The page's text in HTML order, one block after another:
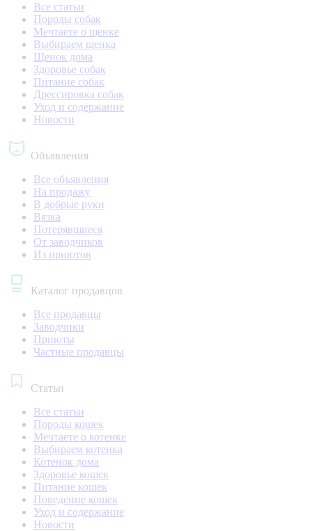
Все статьи
Породы собак
Мечтаете о щенке
Выбираем щенка
Щенок дома
Здоровье собак
Питание собак
Дрессировка собак
Уход и содержание
Новости
Объявления
Все объявления
На продажу
В добрые руки
Вязка
Потерявшиеся
От заводчиков
Из приютов
Каталог продавцов
Все продавцы
Заводчики
Приюты
Частные продавцы
Статьи
Все статьи
Породы кошек
Мечтаете о котенке
Выбираем котенка
Котенок дома
Здоровье кошек
Питание кошек
Поведение кошек
Уход и содержание
Новости